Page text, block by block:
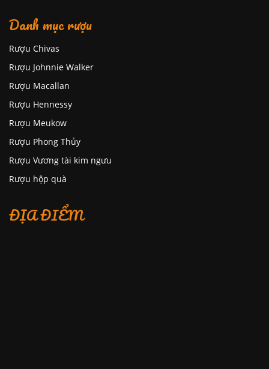
Danh mục rượu
Rượu Chivas
Rượu Johnnie Walker
Rượu Macallan
Rượu Hennessy
Rượu Meukow
Rượu Phong Thủy
Rượu Vương tài kim ngưu
Rượu hộp quà
ĐỊA ĐIỂM